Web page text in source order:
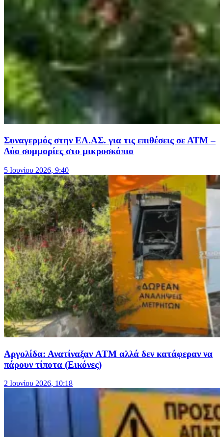
Συναγερμός στην ΕΛ.ΑΣ. για τις επιθέσεις σε ΑΤΜ –
Δύο συμμορίες στο μικροσκόπιο
5 Ιουνίου 2026, 9:40
Αργολίδα: Ανατίναξαν ATM αλλά δεν κατάφεραν να
πάρουν τίποτα (Εικόνες)
2 Ιουνίου 2026, 10:18